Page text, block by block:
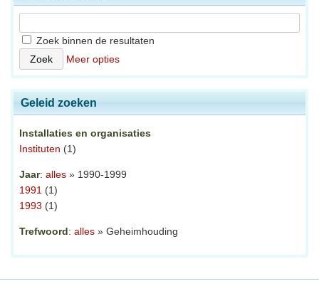
Zoek binnen de resultaten
Meer opties
Geleid zoeken
Installaties en organisaties
Instituten (1)
Jaar: alles » 1990-1999
1991 (1)
1993 (1)
Trefwoord: alles » Geheimhouding